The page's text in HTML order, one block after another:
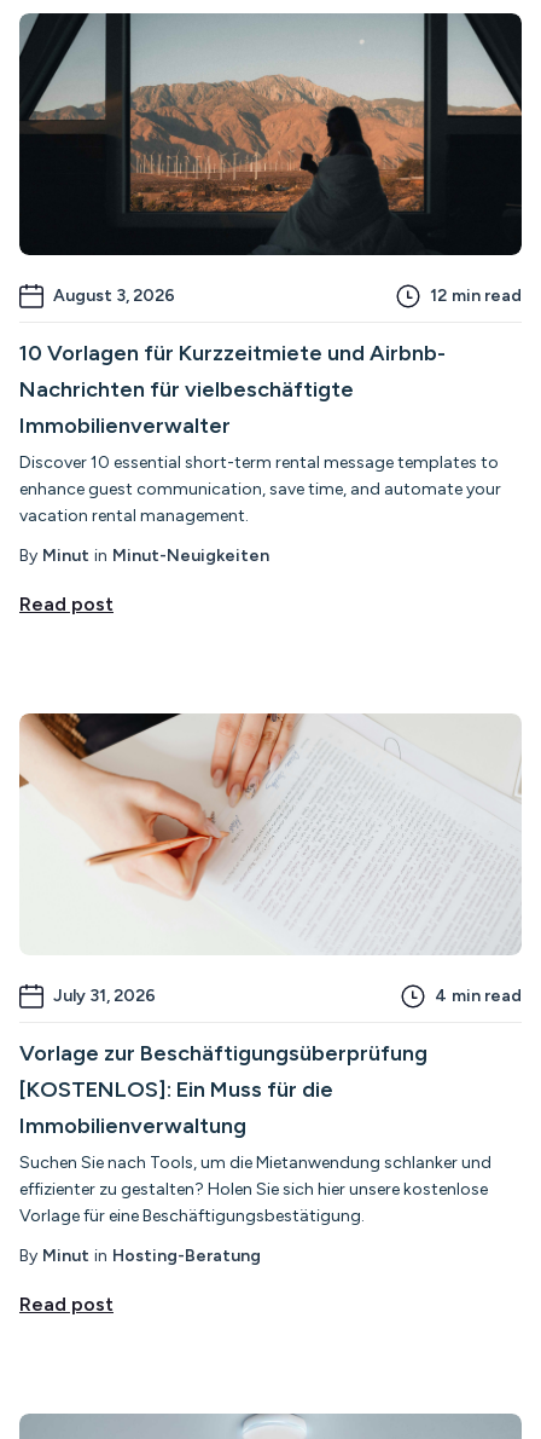
August 3, 2026 12 min read
10 Vorlagen für Kurzzeitmiete und Airbnb-
Nachrichten für vielbeschäftigte
Immobilienverwalter
Discover 10 essential short-term rental message templates to
enhance guest communication, save time, and automate your
vacation rental management.
By Minut in Minut-Neuigkeiten
Read post
July 31, 2026 4 min read
Vorlage zur Beschäftigungsüberprüfung
[KOSTENLOS]: Ein Muss für die
Immobilienverwaltung
Suchen Sie nach Tools, um die Mietanwendung schlanker und
effizienter zu gestalten? Holen Sie sich hier unsere kostenlose
Vorlage für eine Beschäftigungsbestätigung.
By Minut in Hosting-Beratung
Read post